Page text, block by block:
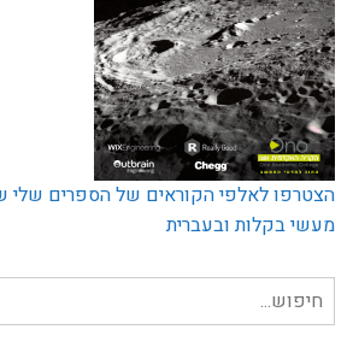
הצטרפו לאלפי הקוראים של הספרים שלי
מעשי בקלות ובעברית
חיפוש
עבור: